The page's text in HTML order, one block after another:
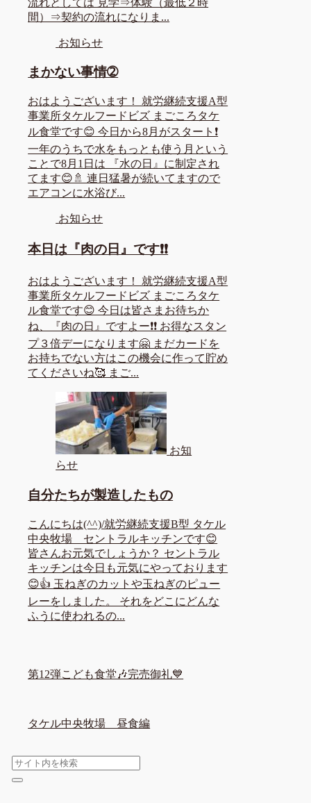
間）⇒契約の流れになりま...
お知らせ
まかない事情➁
おはようございます！ 就労継続支援A型
事業所タケルフードビズ まごころタケ
ル食堂です😊 今日から8月がスタート❗
一年のうちで水をもっとも使う月という
ことで8月1日は 『水の日』に制定され
てます😊🚿 連日猛暑が続いてますので
エアコンに水浴び...
お知らせ
本日は『肉の日』です❗❗
おはようございます！ 就労継続支援A型
事業所タケルフードビズ まごころタケ
ル食堂です😊 今日は皆さまお待ちか
ね、『肉の日』ですよー❗❗ お得なスタン
プ３倍デーになります🤗 まだカードを
お持ちでない方はこの機会に作って貯め
てくださいね🥰 まご...
お知
らせ
自分たちが製造したもの
こんにちは(^^)/就労継続支援B型 タケル
中央牧場 セントラルキッチンです😊
皆さんお元気でしょうか？ セントラル
キッチンは今日も元気にやっております
😊👍 玉ねぎのカットや玉ねぎのピュー
レーをしました。 それをどこにどんな
ふうに使われるの...
第12弾こども食堂🎶完売御礼💙
タケル中央牧場 昼食編